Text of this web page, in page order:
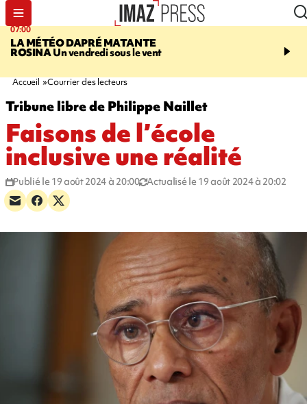
07:00
LA MÉTÉO DAPRÉ MATANTE
ROSINAUn vendredi sous le vent
07:58
téléphérique Papang
Accueil Courrier des lecteurs
Tribune libre de Philippe Naillet
Faisons de l’école
inclusive une réalité
Publié le 19 août 2024 à 20:00 Actualisé le 19 août 2024 à 20:02